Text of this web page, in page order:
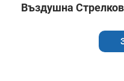
Въздушна